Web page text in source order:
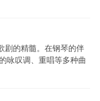
剧的精髓。在钢琴的伴
咏叹调、重唱等多种曲